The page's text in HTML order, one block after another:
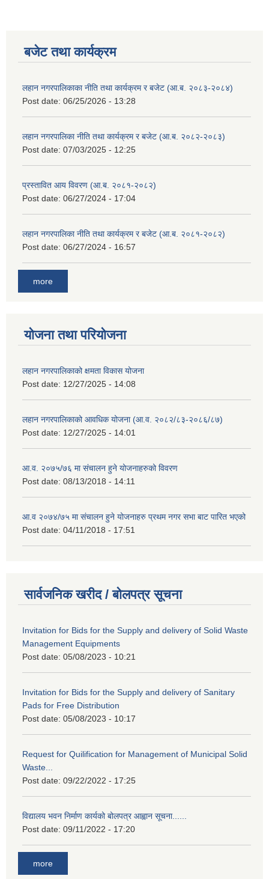
बजेट तथा कार्यक्रम
लहान नगरपालिकाका नीति तथा कार्यक्रम र बजेट (आ.ब. २०८३-२०८४)
Post date: 06/25/2026 - 13:28
लहान नगरपालिका नीति तथा कार्यक्रम र बजेट (आ.ब. २०८२-२०८३)
Post date: 07/03/2025 - 12:25
प्रस्तावित आय विवरण (आ.ब. २०८१-२०८२)
Post date: 06/27/2024 - 17:04
लहान नगरपालिका नीति तथा कार्यक्रम र बजेट (आ.ब. २०८१-२०८२)
Post date: 06/27/2024 - 16:57
more
योजना तथा परियोजना
लहान नगरपालिकाको क्षमता विकास योजना
Post date: 12/27/2025 - 14:08
लहान नगरपालिकाको आवधिक योजना (आ.व. २०८२/८३-२०८६/८७)
Post date: 12/27/2025 - 14:01
आ.व. २०७५/७६ मा संचालन हुने योजनाहरुको विवरण
Post date: 08/13/2018 - 14:11
आ.व २०७४/७५ मा संचालन हुने योजनाहरु प्रथम नगर सभा बाट पारित भएको
Post date: 04/11/2018 - 17:51
सार्वजनिक खरीद / बोलपत्र सूचना
Invitation for Bids for the Supply and delivery of Solid Waste
Management Equipments
Post date: 05/08/2023 - 10:21
Invitation for Bids for the Supply and delivery of Sanitary
Pads for Free Distribution
Post date: 05/08/2023 - 10:17
Request for Quilification for Management of Municipal Solid
Waste...
Post date: 09/22/2022 - 17:25
विद्यालय भवन निर्माण कार्यको बोलपत्र आह्वान सूचना......
Post date: 09/11/2022 - 17:20
more